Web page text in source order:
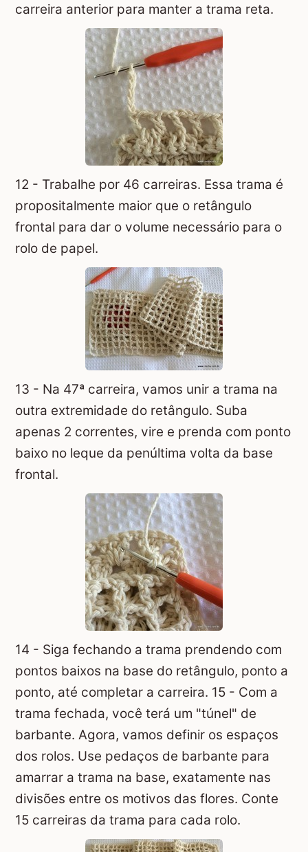
carreira anterior para manter a trama reta.
12 - Trabalhe por 46 carreiras. Essa trama é
propositalmente maior que o retângulo
frontal para dar o volume necessário para o
rolo de papel.
13 - Na 47ª carreira, vamos unir a trama na
outra extremidade do retângulo. Suba
apenas 2 correntes, vire e prenda com ponto
baixo no leque da penúltima volta da base
frontal.
14 - Siga fechando a trama prendendo com
pontos baixos na base do retângulo, ponto a
ponto, até completar a carreira. 15 - Com a
trama fechada, você terá um "túnel" de
barbante. Agora, vamos definir os espaços
dos rolos. Use pedaços de barbante para
amarrar a trama na base, exatamente nas
divisões entre os motivos das flores. Conte
15 carreiras da trama para cada rolo.